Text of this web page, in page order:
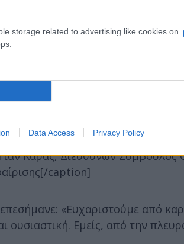
storage related to advertising like cookies on
Data Access Privacy Policy
Ρόκκας, Chief Marketing
Λιόλιος, δήλωσε: «Όλα αυτά τα
και πιο έμπρακτα με
Κάρας, Διευθύνων
caption]
«Ευχαριστούμε από
ουσιαστική. Εμείς, από την